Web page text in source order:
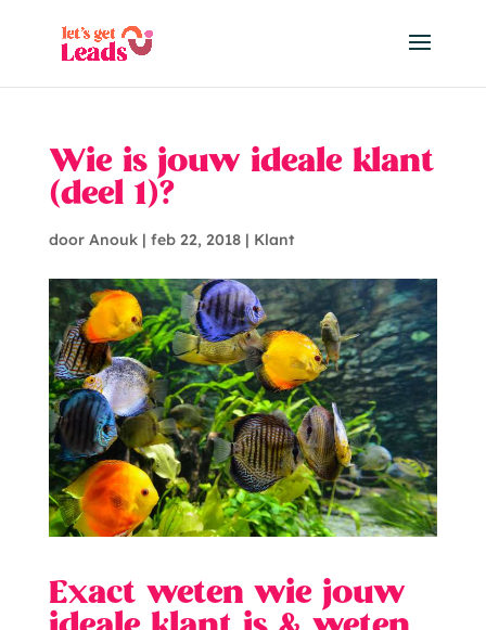
Wie is jouw ideale klant
(deel 1)?
door Anouk| feb 22, 2018| Klant
Exact weten wie jouw